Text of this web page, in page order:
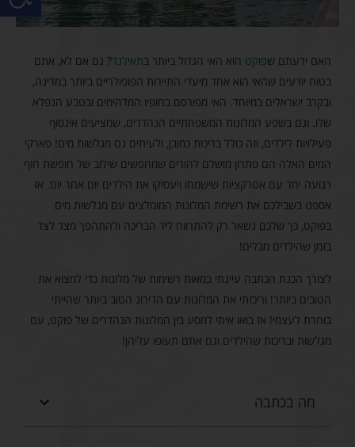
האם ידעתם שפוקט הוא האי הגדול ביותר בתאילנד? גם אם לא, אתם
בטוח יודעים שהאי הוא אחד מיעדי התיירות הפופולריים ביותר במדינה,
ובקרב ישראלים במיוחד. האי מפורסם בחופיו המדהימים ובטבע הנפלא
שלו. וגם בשפע המלונות המשפחתיים הנהדרים, שמציעים אינסוף
פעילויות לילדים, וזה כולל בריכות כמובן, ולעיתים גם מגלשות מים! פארקי
המים האלה הם פתרון מושלם להורים שמחפשים שילוב של חופשת חוף
רגועה יחד עם אטרקציות שישמחו ויעסיקו את הילדים יום אחר יום. אז
אספנו בשבילכם את רשימת המלונות המומלצים עם מגלשות מים
בפוקט, כך שלכם נשאר רק להתרווח ליד הבריכה ולהתהפך מצד לצד
בזמן שהילדים מבלים!
לצורך הכנת הכתבה עיינתי במאות רשימות של מלונות כדי למצוא את
הטובים ביותר! וריכזתי את המלונות עם הדירוג הטוב ביותר שהייתי
בוחרת לעצמי! אז בואו איתי למסע בין המלונות הנהדרים של פוקט, עם
מגלשות ובריכות שהילדים וגם אתם תעופו עליהן!
מה בכתבה